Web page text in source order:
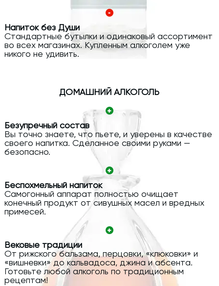
Напиток без Души
Стандартные бутылки и одинаковый ассортимент
во всех магазинах. Купленным алкоголем уже
никого не удивить.
ДОМАШНИЙ АЛКОГОЛЬ
Безупречный состав
Вы точно знаете, что пьете, и уверены в качестве
своего напитка. Сделанное своими руками —
безопасно.
Беспохмельный напиток
Самогонный аппарат полностью очищает
конечный продукт от сивушных масел и вредных
примесей.
Вековые традиции
От рижского бальзама, перцовки, «клюковки» и
«вишневки» до кальвадоса, джина и абсента.
Готовьте любой алкоголь по традиционным
рецептам!